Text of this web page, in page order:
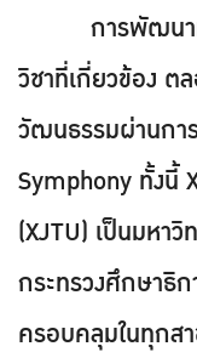
การพัฒนาหลั
วิชาที่เกี่ยวข้อง ต
วัฒนธรรมผ่านกา
Symphony ทั้งนี้
(XJTU) เป็นมหา
กระทรวงศึกษาธิ
ครอบคลุมในทุกส